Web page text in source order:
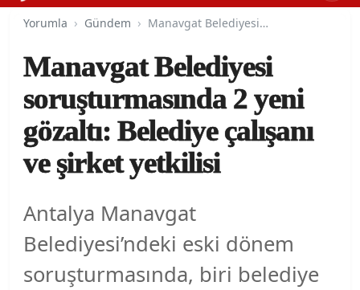
Yorumla Gündem Manavgat Belediyesi soruşturmasında 2 yeni gözaltı: Belediye çalışanı ve şirket yetkilisi
Manavgat Belediyesi
soruşturmasında 2 yeni
gözaltı: Belediye çalışanı
ve şirket yetkilisi
Antalya Manavgat
Belediyesi’ndeki eski dönem
soruşturmasında, biri belediye